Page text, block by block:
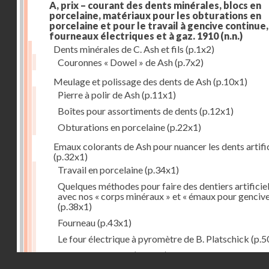
A, prix – courant des dents minérales, blocs en
porcelaine, matériaux pour les obturations en
porcelaine et pour le travail à gencive
fourneaux électriques et à gaz. 1910(n.n.)
Dents minérales de C. Ash et fils (p.1x2)
Couronnes « Dowel » de Ash(p.7x2)
Meulage et polissage des dents de Ash(p.10x1)
Pierre à polir de Ash(p.11x1)
Boîtes pour assortiments de dents (p.12x1)
Obturations en porcelaine(p.22x1)
Emaux colorants de Ash pour nuancer les dents
(p.32x1)
Travail en porcelaine(p.34x1)
Quelques méthodes pour faire des dentiers
avec nos « corps minéraux » et « émaux pour
(p.38x1)
Fourneau(p.43x1)
Le four électrique à pyromètre de B. Platschick
Pyromètre de Ash(p.53x1)